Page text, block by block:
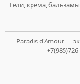
Гели, крема, бальзамы
Paradis d'Amour —